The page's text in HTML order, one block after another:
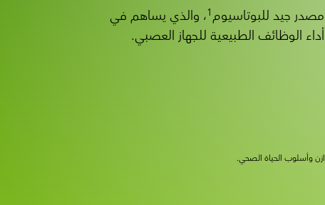
مصدر جيد للبوتاسيوم1، والذي يساهم في
أداء الوظائف الطبيعية للجهاز العصبي.